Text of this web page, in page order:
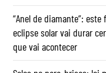
“Anel de diamante”:
eclipse solar vai durar
que vai acontecer